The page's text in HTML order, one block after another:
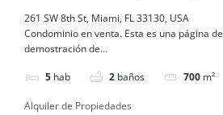
33130, USA
261 SW 8th St, Miami, FL 33130, USA
Condominio en venta. Esta es una página de
demostración de...
5 hab 2 baños 700 m²
Alquiler de Propiedades